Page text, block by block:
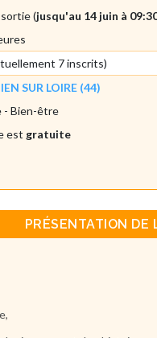
(jusqu'au 14 juin à
7 inscrits)
SUR LOIRE (44)
- Bien-être
est gratuite
PRÉSENTATION DE